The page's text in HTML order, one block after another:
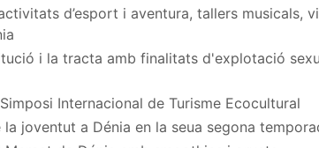
d’esport i aventura, tallers musicals,
i la tracta amb finalitats d'explotació
Internacional de Turisme Ecocultural
joventut a Dénia en la seua segona